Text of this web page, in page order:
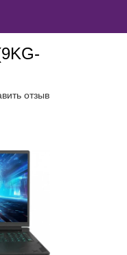
отзыв